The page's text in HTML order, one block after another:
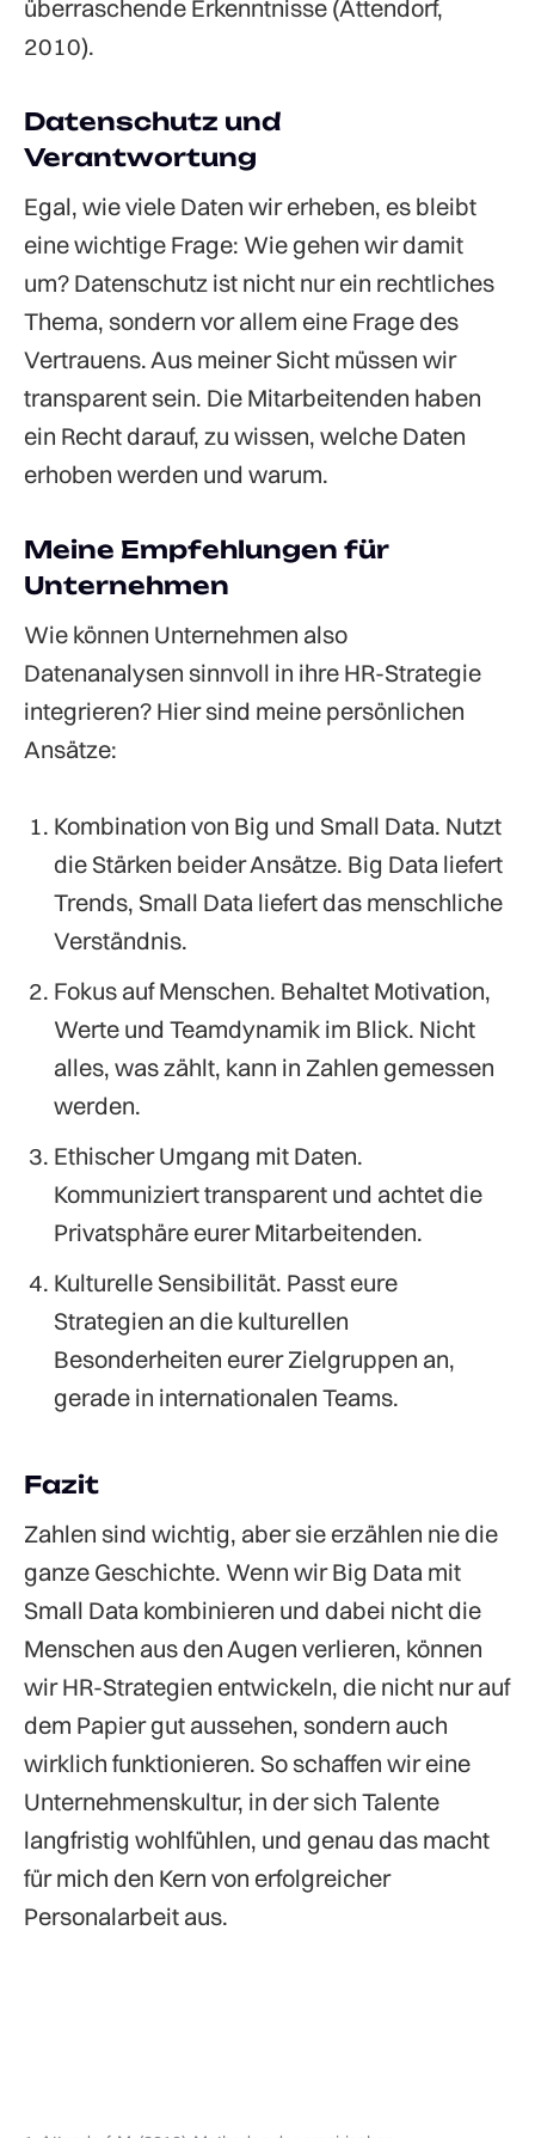
überraschende Erkenntnisse (Attendorf,
2010).
Datenschutz und
Verantwortung
Egal, wie viele Daten wir erheben, es bleibt
eine wichtige Frage: Wie gehen wir damit
um? Datenschutz ist nicht nur ein rechtliches
Thema, sondern vor allem eine Frage des
Vertrauens. Aus meiner Sicht müssen wir
transparent sein. Die Mitarbeitenden haben
ein Recht darauf, zu wissen, welche Daten
erhoben werden und warum.
Meine Empfehlungen für
Unternehmen
Wie können Unternehmen also
Datenanalysen sinnvoll in ihre HR-Strategie
integrieren? Hier sind meine persönlichen
Ansätze:
Kombination von Big und Small Data. Nutzt
die Stärken beider Ansätze. Big Data liefert
Trends, Small Data liefert das menschliche
Verständnis.
Fokus auf Menschen. Behaltet Motivation,
Werte und Teamdynamik im Blick. Nicht
alles, was zählt, kann in Zahlen gemessen
werden.
Ethischer Umgang mit Daten.
Kommuniziert transparent und achtet die
Privatsphäre eurer Mitarbeitenden.
Kulturelle Sensibilität. Passt eure
Strategien an die kulturellen
Besonderheiten eurer Zielgruppen an,
gerade in internationalen Teams.
Fazit
Zahlen sind wichtig, aber sie erzählen nie die
ganze Geschichte. Wenn wir Big Data mit
Small Data kombinieren und dabei nicht die
Menschen aus den Augen verlieren, können
wir HR-Strategien entwickeln, die nicht nur auf
dem Papier gut aussehen, sondern auch
wirklich funktionieren. So schaffen wir eine
Unternehmenskultur, in der sich Talente
langfristig wohlfühlen, und genau das macht
für mich den Kern von erfolgreicher
Personalarbeit aus.